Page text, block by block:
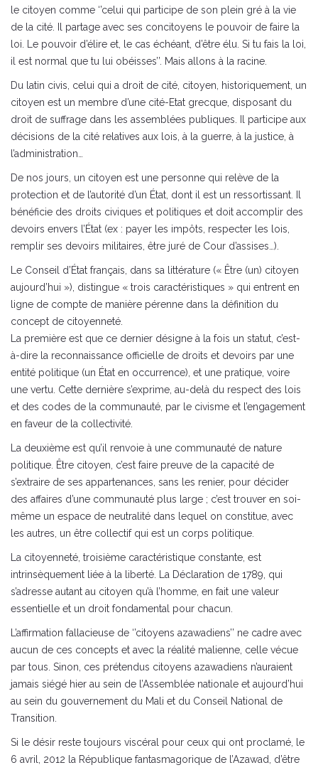
le citoyen comme ‘’celui qui participe de son plein gré à la vie
de la cité. Il partage avec ses concitoyens le pouvoir de faire la
loi. Le pouvoir d’élire et, le cas échéant, d’être élu. Si tu fais la loi,
il est normal que tu lui obéisses’’. Mais allons à la racine.
Du latin civis, celui qui a droit de cité, citoyen, historiquement, un
citoyen est un membre d’une cité-Etat grecque, disposant du
droit de suffrage dans les assemblées publiques. Il participe aux
décisions de la cité relatives aux lois, à la guerre, à la justice, à
l’administration…
De nos jours, un citoyen est une personne qui relève de la
protection et de l’autorité d’un État, dont il est un ressortissant. Il
bénéficie des droits civiques et politiques et doit accomplir des
devoirs envers l’État (ex : payer les impôts, respecter les lois,
remplir ses devoirs militaires, être juré de Cour d’assises…).
Le Conseil d’État français, dans sa littérature (« Être (un) citoyen
aujourd’hui »), distingue « trois caractéristiques » qui entrent en
ligne de compte de manière pérenne dans la définition du
concept de citoyenneté.
La première est que ce dernier désigne à la fois un statut, c’est-
à-dire la reconnaissance officielle de droits et devoirs par une
entité politique (un État en occurrence), et une pratique, voire
une vertu. Cette dernière s’exprime, au-delà du respect des lois
et des codes de la communauté, par le civisme et l’engagement
en faveur de la collectivité.
La deuxième est qu’il renvoie à une communauté de nature
politique. Être citoyen, c’est faire preuve de la capacité de
s’extraire de ses appartenances, sans les renier, pour décider
des affaires d’une communauté plus large ; c’est trouver en soi-
même un espace de neutralité dans lequel on constitue, avec
les autres, un être collectif qui est un corps politique.
La citoyenneté, troisième caractéristique constante, est
intrinsèquement liée à la liberté. La Déclaration de 1789, qui
s’adresse autant au citoyen qu’à l’homme, en fait une valeur
essentielle et un droit fondamental pour chacun.
L’affirmation fallacieuse de ‘’citoyens azawadiens’’ ne cadre avec
aucun de ces concepts et avec la réalité malienne, celle vécue
par tous. Sinon, ces prétendus citoyens azawadiens n’auraient
jamais siégé hier au sein de l’Assemblée nationale et aujourd’hui
au sein du gouvernement du Mali et du Conseil National de
Transition.
Si le désir reste toujours viscéral pour ceux qui ont proclamé, le
6 avril, 2012 la République fantasmagorique de l’Azawad, d’être